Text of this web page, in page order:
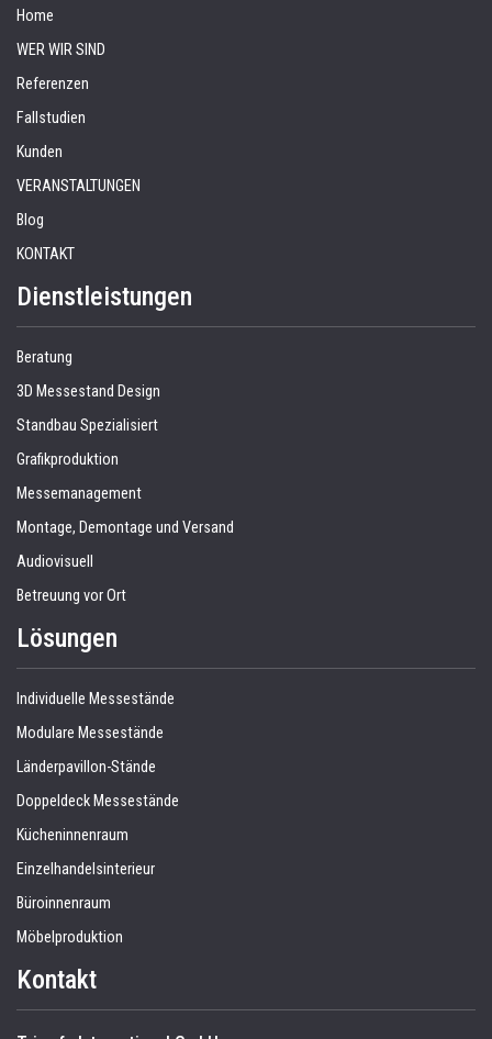
Home
WER WIR SIND
Referenzen
Fallstudien
Kunden
VERANSTALTUNGEN
Blog
KONTAKT
Dienstleistungen
Beratung
3D Messestand Design
Standbau Spezialisiert
Grafikproduktion
Messemanagement
Montage, Demontage und Versand
Audiovisuell
Betreuung vor Ort
Lösungen
Individuelle Messestände
Modulare Messestände
Länderpavillon-Stände
Doppeldeck Messestände
Kücheninnenraum
Einzelhandelsinterieur
Büroinnenraum
Möbelproduktion
Kontakt